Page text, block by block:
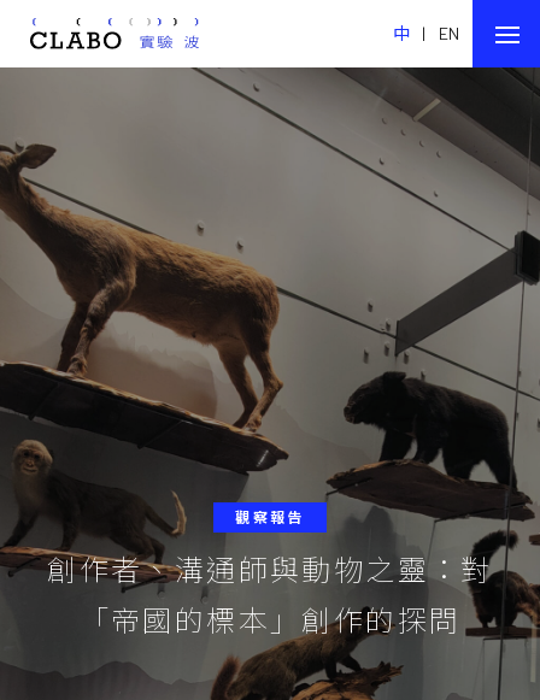
中 | EN
觀察報告
創作者、溝通師與動物之靈：對
「帝國的標本」創作的探問